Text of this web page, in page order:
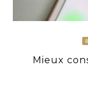
Mieux